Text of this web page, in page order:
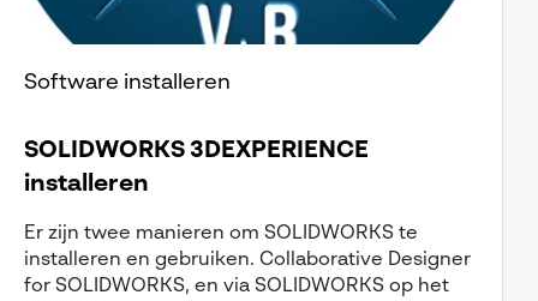
Software installeren
SOLIDWORKS 3DEXPERIENCE
installeren
Er zijn twee manieren om SOLIDWORKS te
installeren en gebruiken. Collaborative Designer
for SOLIDWORKS, en via SOLIDWORKS op het